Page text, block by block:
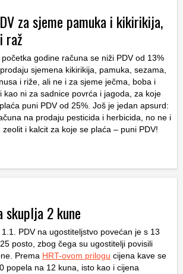
za sjeme pamuka i kikirikija,
raž
početka godine računa se niži PDV od 13%
sjemena kikirikija, pamuka, sezama,
i riže, ali ne i za sjeme ječma, boba i
kao ni za sadnice povrća i jagoda, za koje
puni PDV od 25%. Još je jedan apsurd:
na prodaju pesticida i herbicida, no ne i
i kalcit za koje se plaća – puni PDV!
skuplja 2 kune
1.1. PDV na ugostiteljstvo povećan je s 13
posto, zbog čega su ugostitelji povisili
Prema HRT-ovom prilogu cijena kave se
popela na 12 kuna, isto kao i cijena